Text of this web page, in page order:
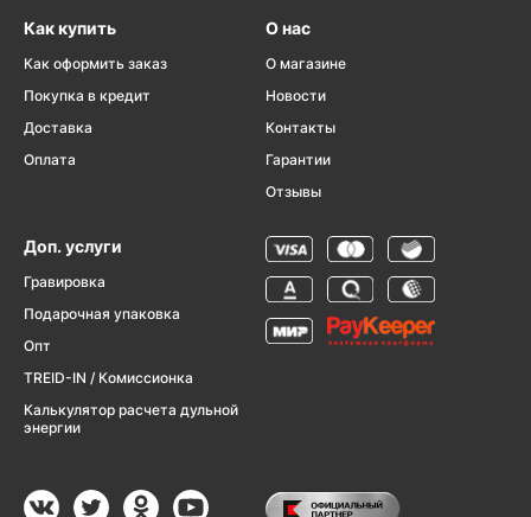
Как купить
Как оформить заказ
Покупка в кредит
Доставка
Оплата
О нас
О магазине
Новости
Контакты
Гарантии
Отзывы
Доп. услуги
Гравировка
Подарочная упаковка
Опт
TREID-IN / Комиссионка
Калькулятор расчета дульной
энергии